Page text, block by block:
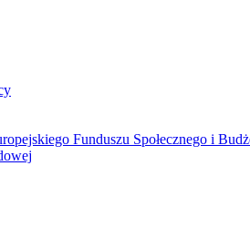
Funduszu Społecznego i